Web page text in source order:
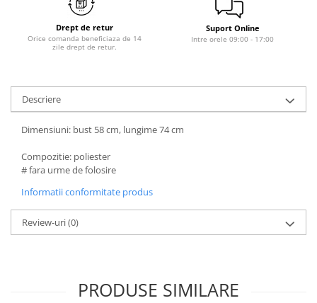
Drept de retur
Orice comanda beneficiaza de 14
zile drept de retur.
Suport Online
Intre orele 09:00 - 17:00
Descriere
Dimensiuni: bust 58 cm, lungime 74 cm
Compozitie: poliester
# fara urme de folosire
Informatii conformitate produs
Review-uri(0)
PRODUSE SIMILARE